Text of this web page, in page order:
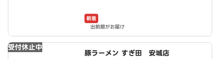
新着
出前館がお届け
受付休止中
豚ラーメン すぎ田 安城店